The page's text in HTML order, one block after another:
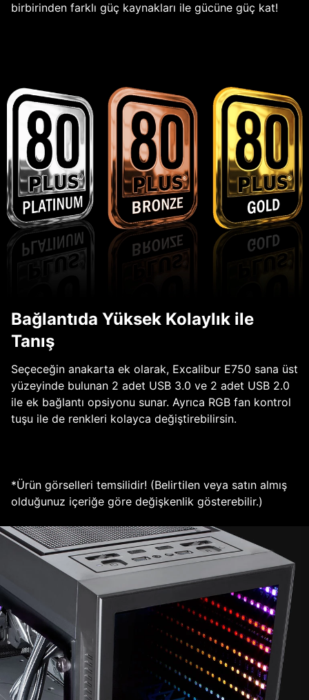
birbirinden farklı güç kaynakları ile gücüne güç kat!
Bağlantıda Yüksek Kolaylık ile
Tanış
Seçeceğin anakarta ek olarak, Excalibur E750 sana üst
yüzeyinde bulunan 2 adet USB 3.0 ve 2 adet USB 2.0
ile ek bağlantı opsiyonu sunar. Ayrıca RGB fan kontrol
tuşu ile de renkleri kolayca değiştirebilirsin.
*Ürün görselleri temsilidir! (Belirtilen veya satın almış
olduğunuz içeriğe göre değişkenlik gösterebilir.)